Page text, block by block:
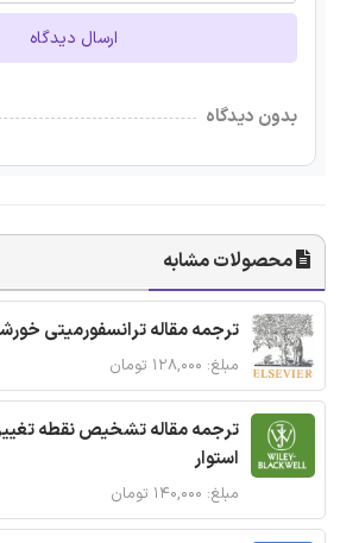
ارسال دیدگاه
بدون دیدگاه
محصولات مشابه
ترجمه مقاله ترانسفورمیتی
مبلغ: ۱۲۸,۰۰۰ تومان
ترجمه مقاله تشخیص نقطه تغییر
استوار
مبلغ: ۱۴۰,۰۰۰ تومان